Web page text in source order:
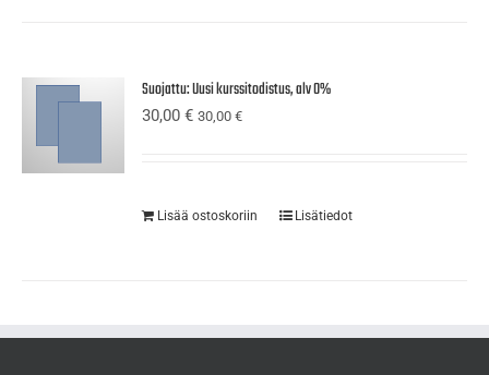
Suojattu: Uusi kurssitodistus, alv 0%
30,00€ 30,00€
Lisää ostoskoriin Lisätiedot